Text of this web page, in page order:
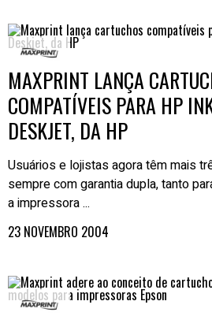
MAXPRINT LANÇA
COMPATÍVEIS PARA HP
DESKJET, DA HP
Usuários e lojistas agora têm mais
sempre com garantia dupla, tanto
a impressora ...
23 NOVEMBRO 2004